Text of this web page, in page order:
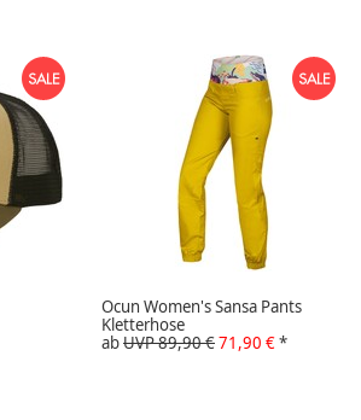
Ocun Women's Sansa Pants
Kletterhose
abUVP 89,90 €71,90 €*